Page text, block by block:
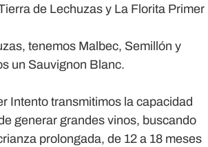
de Lechuzas y La Florita Primer
tenemos Malbec, Semillón y
un Sauvignon Blanc.
Intento transmitimos la capacidad
generar grandes vinos, buscando
prolongada, de 12 a 18 meses